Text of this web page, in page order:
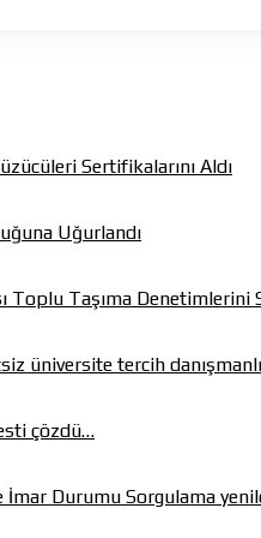
Sertifikalarını Aldı
Uğurlandı
Toplu Taşıma Denetimlerini
üniversite tercih
çözdü…
İmar Durumu Sorgulama